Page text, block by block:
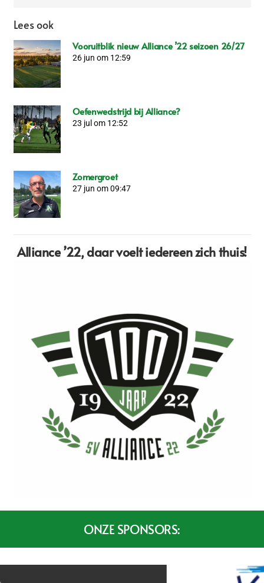
Lees ook
Vooruitblik nieuw Alliance ’22 seizoen 26/27
26 jun om 12:59
Oefenwedstrijd bij Alliance?
23 jul om 12:52
Zomergroet
27 jun om 09:47
Alliance ’22, daar voelt iedereen zich thuis!
ONZE SPONSORS: